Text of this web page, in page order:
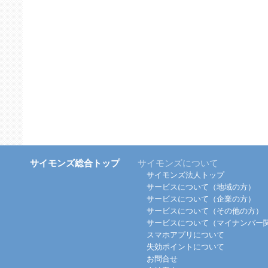
サイモンズ総合トップ サイモンズについて
サイモンズ法人トップ
サービスについて（地域の方）
サービスについて（企業の方）
サービスについて（その他の方）
サービスについて（マイナンバー
スマホアプリについて
失効ポイントについて
お問合せ